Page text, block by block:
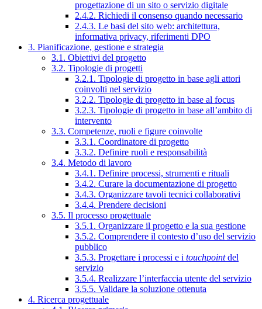
progettazione di un sito o servizio digitale
2.4.2. Richiedi il consenso quando necessario
2.4.3. Le basi del sito web: architettura,
informativa privacy, riferimenti DPO
3. Pianificazione, gestione e strategia
3.1. Obiettivi del progetto
3.2. Tipologie di progetti
3.2.1. Tipologie di progetto in base agli attori
coinvolti nel servizio
3.2.2. Tipologie di progetto in base al focus
3.2.3. Tipologie di progetto in base all’ambito di
intervento
3.3. Competenze, ruoli e figure coinvolte
3.3.1. Coordinatore di progetto
3.3.2. Definire ruoli e responsabilità
3.4. Metodo di lavoro
3.4.1. Definire processi, strumenti e rituali
3.4.2. Curare la documentazione di progetto
3.4.3. Organizzare tavoli tecnici collaborativi
3.4.4. Prendere decisioni
3.5. Il processo progettuale
3.5.1. Organizzare il progetto e la sua gestione
3.5.2. Comprendere il contesto d’uso del servizio
pubblico
3.5.3. Progettare i processi e i touchpointdel
servizio
3.5.4. Realizzare l’interfaccia utente del servizio
3.5.5. Validare la soluzione ottenuta
4. Ricerca progettuale